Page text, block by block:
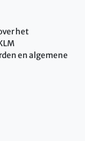
het
en algemene